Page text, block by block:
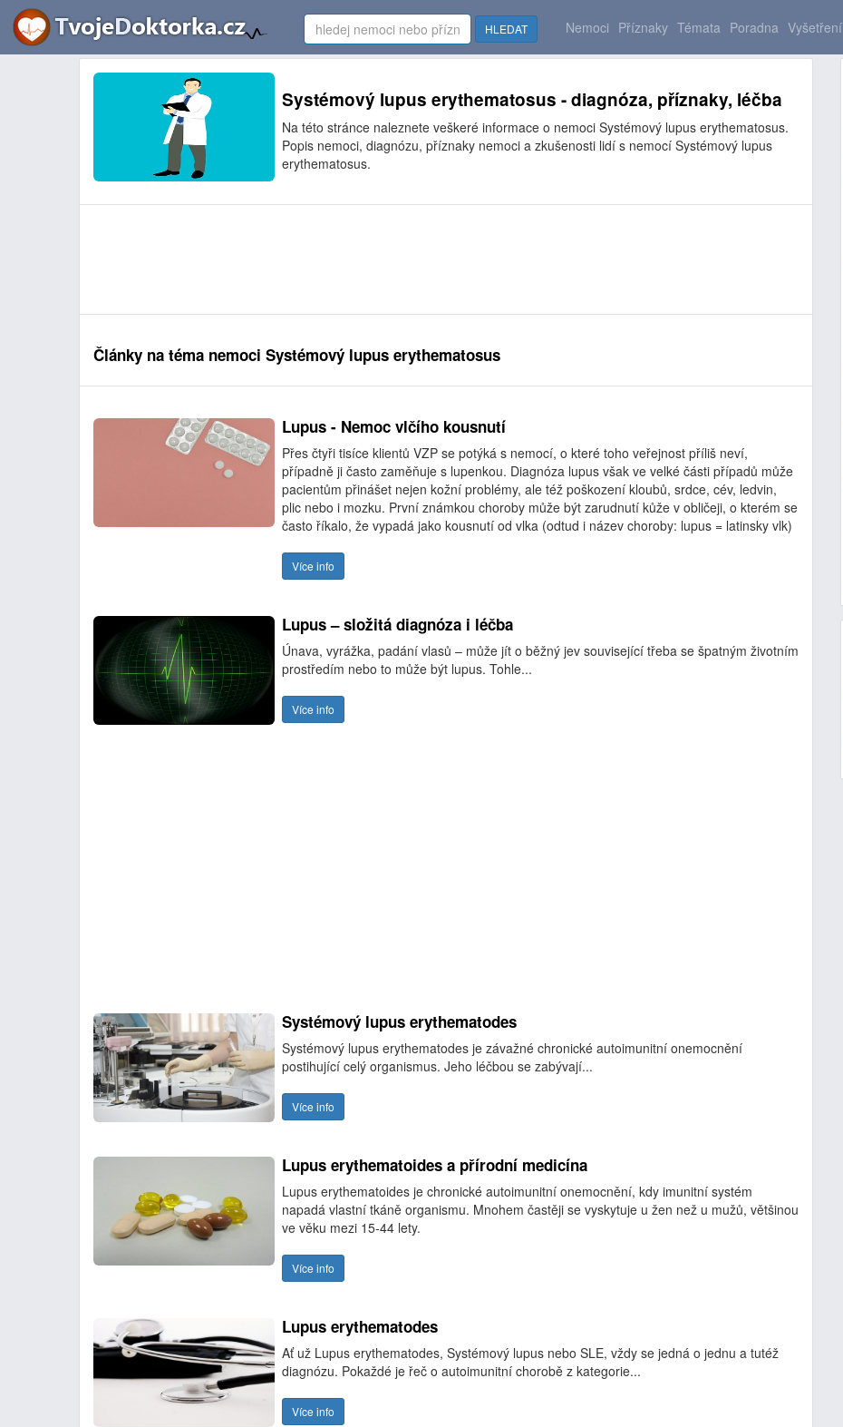
HLEDAT Nemoci Příznaky Témata Poradna Vyšetření
Systémový lupus erythematosus - diagnóza, příznaky, léčba
Na této stránce naleznete veškeré informace o nemoci Systémový lupus erythematosus.
Popis nemoci, diagnózu, příznaky nemoci a zkušenosti lidí s nemocí Systémový lupus
erythematosus.
Články na téma nemoci Systémový lupus erythematosus
Lupus - Nemoc vlčího kousnutí
Přes čtyři tisíce klientů VZP se potýká s nemocí, o které toho veřejnost příliš neví,
případně ji často zaměňuje s lupenkou. Diagnóza lupus však ve velké části případů může
pacientům přinášet nejen kožní problémy, ale též poškození kloubů, srdce, cév, ledvin,
plic nebo i mozku. První známkou choroby může být zarudnutí kůže v obličeji, o kterém se
často říkalo, že vypadá jako kousnutí od vlka (odtud i název choroby: lupus = latinsky vlk)
Více info
Lupus – složitá diagnóza i léčba
Únava, vyrážka, padání vlasů – může jít o běžný jev související třeba se špatným životním
prostředím nebo to může být lupus. Tohle...
Více info
Systémový lupus erythematodes
Systémový lupus erythematodes je závažné chronické autoimunitní onemocnění
postihující celý organismus. Jeho léčbou se zabývají...
Více info
Lupus erythematoides a přírodní medicína
Lupus erythematoides je chronické autoimunitní onemocnění, kdy imunitní systém
napadá vlastní tkáně organismu. Mnohem častěji se vyskytuje u žen než u mužů, většinou
ve věku mezi 15-44 lety.
Více info
Lupus erythematodes
Ať už Lupus erythematodes, Systémový lupus nebo SLE, vždy se jedná o jednu a tutéž
diagnózu. Pokaždé je řeč o autoimunitní chorobě z kategorie...
Více info